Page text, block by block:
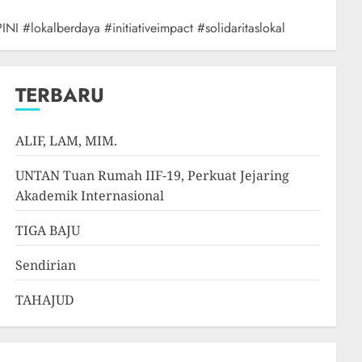
#lokalberdaya #initiativeimpact #solidaritaslokal
TERBARU
ALIF, LAM, MIM.
UNTAN Tuan Rumah IIF-19, Perkuat Jejaring
Akademik Internasional
TIGA BAJU
Sendirian
TAHAJUD